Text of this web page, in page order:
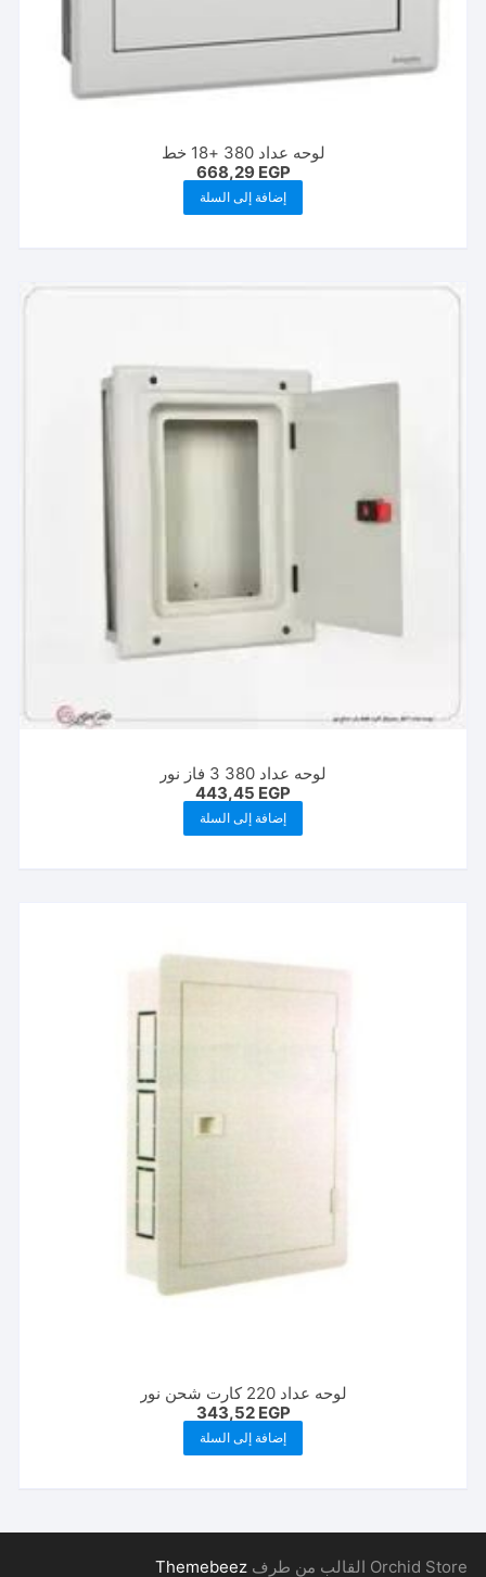
لوحه عداد 380 +18 خط
668,29 EGP
إضافة إلى السلة
لوحه عداد 380 3 فاز نور
443,45 EGP
إضافة إلى السلة
لوحه عداد 220 كارت شحن نور
343,52 EGP
إضافة إلى السلة
Orchid Store القالب من طرف Themebeez